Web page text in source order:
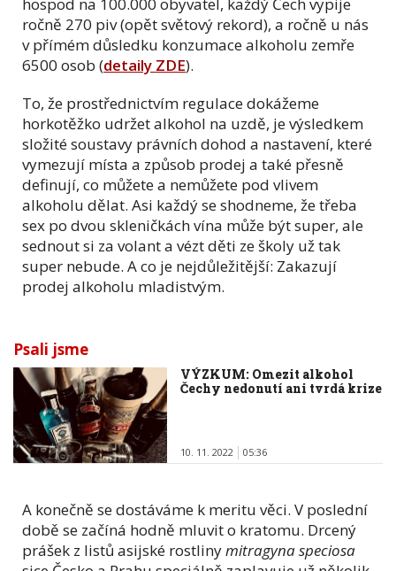
ročně 270 piv (opět světový rekord), a ročně u nás
v přímém důsledku konzumace alkoholu zemře
6500 osob (detaily ZDE).
To, že prostřednictvím regulace dokážeme
horkotěžko udržet alkohol na uzdě, je výsledkem
složité soustavy právních dohod a nastavení, které
vymezují místa a způsob prodej a také přesně
definují, co můžete a nemůžete pod vlivem
alkoholu dělat. Asi každý se shodneme, že třeba
sex po dvou skleničkách vína může být super, ale
sednout si za volant a vézt děti ze školy už tak
super nebude. A co je nejdůležitější: Zakazují
prodej alkoholu mladistvým.
Psali jsme
VÝZKUM: Omezit alkohol
Čechy nedonutí ani tvrdá krize
10. 11. 2022 05:36
A konečně se dostáváme k meritu věci. V poslední
době se začíná hodně mluvit o kratomu. Drcený
prášek z listů asijské rostlinymitragyna speciosa